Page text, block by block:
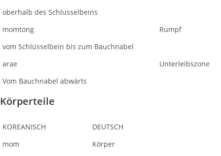
oberhalb des Schlüsselbeins
momtong
Rumpf
vom Schlüsselbein bis zum Bauchnabel
arae
Unterleibszone
Vom Bauchnabel abwärts
Körperteile
KOREANISCH
DEUTSCH
mom
Körper